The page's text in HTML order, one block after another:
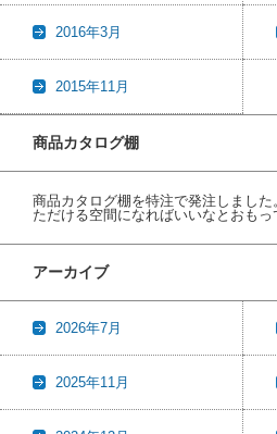
2016年3月
2015年11月
商品カタログ棚
商品カタログ棚を特注で発注しまし
ただける空間になればいいなとおもっ
アーカイブ
2026年7月
2025年11月